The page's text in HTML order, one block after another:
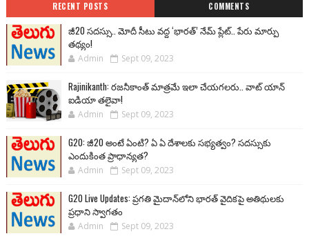
RECENT POSTS COMMENTS
జీ20 సదస్సు.. మోదీ సీటు వద్ద ‘భారత్’ నేమ్ ప్లేట్‌.. పేరు మార్పు
తథ్యం!
Admin Sept 09, 2023
Rajinikanth: రజనీకాంత్ మాత్రమే ఇలా చేయగలరు.. వాట్ యాన్
ఐడియా తలైవా!
Admin Sept 09, 2023
G20: జీ20 అంటే ఏంటి? ఏ ఏ దేశాలకు సభ్యత్వం? సదస్సుకు
ఎందుకింత ప్రాధాన్యత?
Admin Sept 09, 2023
G20 Live Updates: ప్రగతి మైదాన్‌లోని భారత్ వైదికపై అతిథులకు
ప్రధాని స్వాగతం
Admin Sept 09, 2023